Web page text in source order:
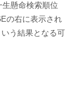
懸命検索順位
の右に表示され
う結果となる可